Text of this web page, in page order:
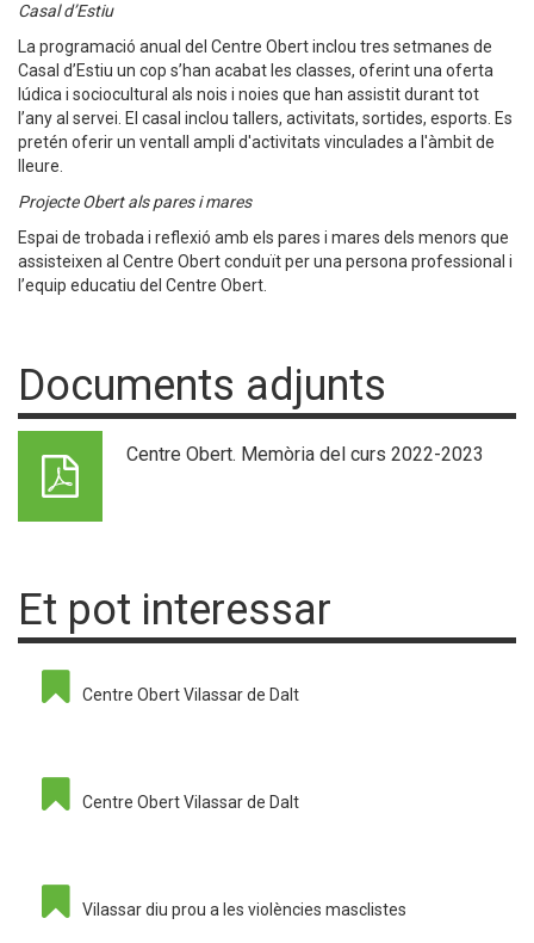
Casal d’Estiu
La programació anual del Centre Obert inclou tres setmanes de
Casal d’Estiu un cop s’han acabat les classes, oferint una oferta
lúdica i sociocultural als nois i noies que han assistit durant tot
l’any al servei. El casal inclou tallers, activitats, sortides, esports. Es
pretén oferir un ventall ampli d'activitats vinculades a l'àmbit de
lleure.
Projecte Obert als pares i mares
Espai de trobada i reflexió amb els pares i mares dels menors que
assisteixen al Centre Obert conduït per una persona professional i
l’equip educatiu del Centre Obert.
Documents adjunts
Centre Obert. Memòria del curs 2022-2023
Et pot interessar
Centre Obert Vilassar de Dalt
Centre Obert Vilassar de Dalt
Vilassar diu prou a les violències masclistes